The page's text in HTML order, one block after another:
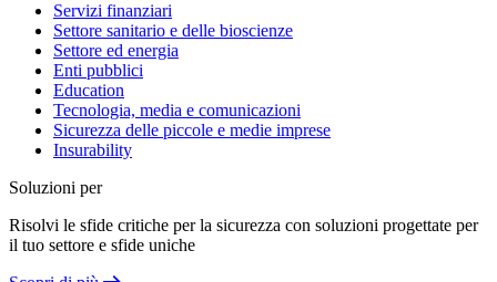
Servizi finanziari
Settore sanitario e delle bioscienze
Settore ed energia
Enti pubblici
Education
Tecnologia, media e comunicazioni
Sicurezza delle piccole e medie imprese
Insurability
Soluzioni per
Risolvi le sfide critiche per la sicurezza con soluzioni progettate per
il tuo settore e sfide uniche